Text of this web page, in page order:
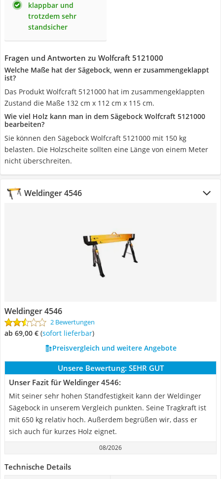
klappbar und
trotzdem sehr
standsicher
Fragen und Antworten zu Wolfcraft 5121000
Welche Maße hat der Sägebock, wenn er zusammengeklappt
ist?
Das Produkt Wolfcraft 5121000 hat im zusammengeklappten
Zustand die Maße 132 cm x 112 cm x 115 cm.
Wie viel Holz kann man in dem Sägebock Wolfcraft 5121000
bearbeiten?
Sie können den Sägebock Wolfcraft 5121000 mit 150 kg
belasten. Die Holzscheite sollten eine Länge von einem Meter
nicht überschreiten.
Weldinger 4546
Weldinger 4546
2 Bewertungen
ab 69,00 € ( Sofort lieferbar)
Preisvergleich und weitere Angebote
Unsere Bewertung: SEHR GUT
Unser Fazit für Weldinger 4546:
Mit seiner sehr hohen Standfestigkeit kann der Weldinger
Sägebock in unserem Vergleich punkten. Seine Tragkraft ist
mit 650 kg relativ hoch. Außerdem begrüßen wir, dass er
sich auch für kurzes Holz eignet.
08/2026
Technische Details